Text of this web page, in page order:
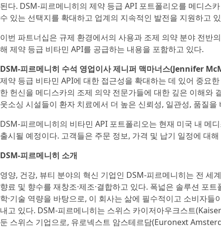
된다. DSM-피르메니히의 제약 등급 API 포트폴리오를 메디스
수 있는 선택지를 확대하고 업계의 지속적인 발전을 지원하고
이번 파트너십은 규제 환경에서의 사용과 조제 의약 분야 전반
해 제약 등급 비타민 API를 공급하는 내용을 포함하고 있다.
DSM-피르메니히 수석 영업이사 제니퍼 맥마너스(Jennifer
제약 등급 비타민 API에 대한 접근성을 확대하는 데 있어 중요
한 헌신을 메디스카의 조제 의약 전문가들에 대한 깊은 이해와
웃소싱 시설들이 환자 치료에서 더 높은 신뢰성, 일관성, 품질
DSM-피르메니히의 비타민 API 포트폴리오는 현재 미국 내 메
출시될 예정이다. 고객들은 주문 정보, 가격 및 납기 일정에 대
DSM-피르메니히 소개
영양, 건강, 뷰티 분야의 혁신 기업인 DSM-피르메니히는 전 세
향료 및 향수를 재창조·제조·결합하고 있다. 폭넓은 솔루션 포
학·기술 역량을 바탕으로, 이 회사는 삶에 필수적이고 소비자
내고 있다. DSM-피르메니히는 스위스 카이저아우크스트
둔 스위스 기업으로, 유로넥스트 암스테르담(Euronext